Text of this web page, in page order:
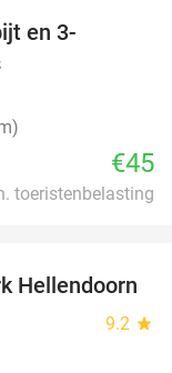
en 3-
€45
toeristenbelasting
41%
Hellendoorn
9.2 star